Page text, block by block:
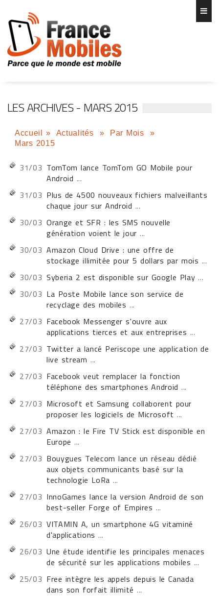
LES ARCHIVES - MARS 2015
Accueil » Actualités » Par Mois
»
Mars 2015
31/03 TomTom lance TomTom GO Mobile pour
Android ...
31/03 Plus de 4500 nouveaux fichiers malveillants
chaque jour sur Android ...
30/03 Orange et SFR : les SMS nouvelle
génération voient le jour ...
30/03 Amazon Cloud Drive : une offre de
stockage illimitée pour 5 dollars par mois ...
30/03 Syberia 2 est disponible sur Google Play ...
30/03 La Poste Mobile lance son service de
recyclage des mobiles ...
27/03 Facebook Messenger s'ouvre aux
applications tierces et aux entreprises ...
27/03 Twitter a lancé Periscope une application de
live stream ...
27/03 Facebook veut remplacer la fonction
téléphone des smartphones Android ...
27/03 Microsoft et Samsung collaborent pour
proposer les logiciels de Microsoft ...
27/03 Amazon : le Fire TV Stick est disponible en
Europe...
27/03 Bouygues Telecom lance un réseau dédié
aux objets communicants basé sur la
technologie LoRa ...
27/03 InnoGames lance la version Android de son
best-seller Forge of Empires ...
26/03 VITAMIN A, un smartphone 4G vitaminé
d'applications ...
26/03 Une étude identifie les principales menaces
de sécurité sur les applications mobiles ...
25/03 Free intègre les appels depuis le Canada
dans son forfait illimité...